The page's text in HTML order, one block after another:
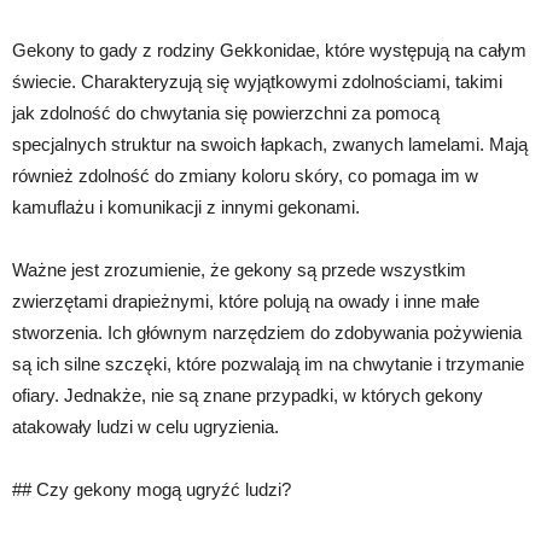
Gekony to gady z rodziny Gekkonidae, które występują na całym
świecie. Charakteryzują się wyjątkowymi zdolnościami, takimi
jak zdolność do chwytania się powierzchni za pomocą
specjalnych struktur na swoich łapkach, zwanych lamelami. Mają
również zdolność do zmiany koloru skóry, co pomaga im w
kamuflażu i komunikacji z innymi gekonami.
Ważne jest zrozumienie, że gekony są przede wszystkim
zwierzętami drapieżnymi, które polują na owady i inne małe
stworzenia. Ich głównym narzędziem do zdobywania pożywienia
są ich silne szczęki, które pozwalają im na chwytanie i trzymanie
ofiary. Jednakże, nie są znane przypadki, w których gekony
atakowały ludzi w celu ugryzienia.
## Czy gekony mogą ugryźć ludzi?